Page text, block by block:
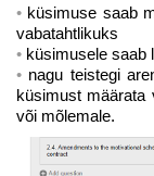
küsimuse saab
vabatahtlikuks
küsimusele saab
nagu teistegi
küsimust määrata
või mõlemale.